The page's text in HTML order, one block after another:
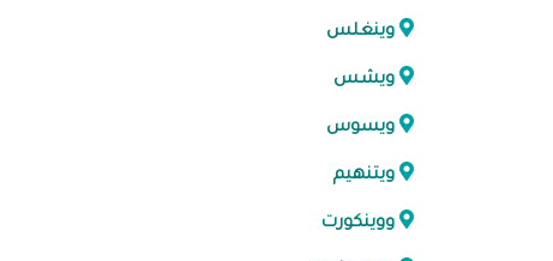
وينغلس
ويشس
ويسوس
ويتنهيم
ووينكورت